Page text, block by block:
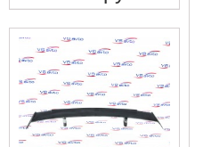
ПОДРОБНЕЕ